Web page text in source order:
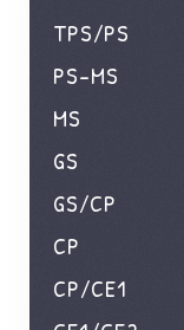
TPS/PS
PS-MS
MS
GS
GS/CP
CP
CP/CE1